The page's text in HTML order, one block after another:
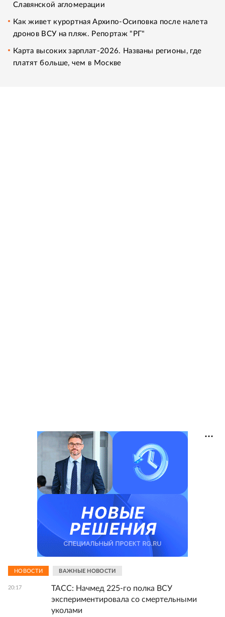
Славянской агломерации
Как живет курортная Архипо-Осиповка после налета
дронов ВСУ на пляж. Репортаж "РГ"
Карта высоких зарплат-2026. Названы регионы, где
платят больше, чем в Москве
НОВОСТИ ВАЖНЫЕ НОВОСТИ
20:17
ТАСС: Начмед 225-го полка ВСУ
экспериментировала со смертельными
уколами